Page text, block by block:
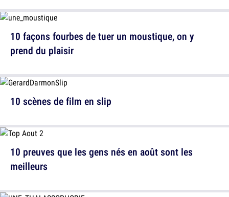
10 scènes de film en slip
10 façons fourbes de tuer un moustique, on y
prend du plaisir
10 preuves que les gens nés en août sont les
meilleurs